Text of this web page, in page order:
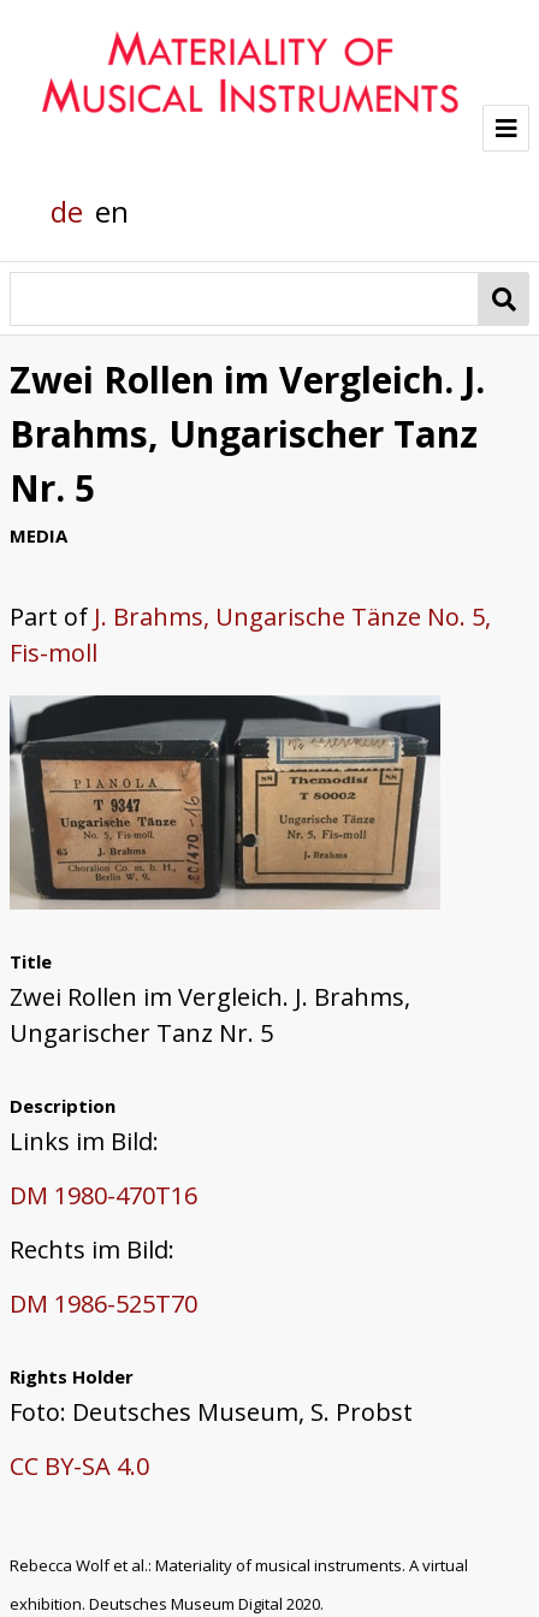
Helmholtz grand piano
Pianola
Organic Material
de en
Zwei Rollen im Vergleich. J.
Brahms, Ungarischer Tanz
Nr. 5
MEDIA
Part of J. Brahms, Ungarische Tänze No. 5,
Fis-moll
Title
Zwei Rollen im Vergleich. J. Brahms,
Ungarischer Tanz Nr. 5
Description
Links im Bild:
DM 1980-470T16
Rechts im Bild:
DM 1986-525T70
Rights Holder
Foto: Deutsches Museum, S. Probst
CC BY-SA 4.0
Rebecca Wolf et al.: Materiality of musical instruments. A virtual
exhibition. Deutsches Museum Digital 2020.